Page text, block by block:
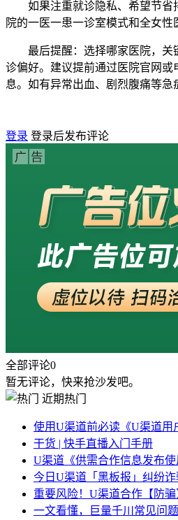
如果注重就诊隐私、希望节省
院的一医一患一诊室模式和全女性
最后提醒：选择哪家医院，关
诊偏好。建议提前通过医院官网
息。如有异常出血、剧烈腹痛等急
登录 登录后发布评论
全部评论0
暂无评论，快来抢沙发吧。
近期热门
使用U渠道前必读《U渠道用
干货 | 快手直播入门手册
U渠道《供需合作信息发布
今日U渠道「黑板报」纠纷
重要风险！U渠道合作【防骗
一文看懂，巨量千川常见问题